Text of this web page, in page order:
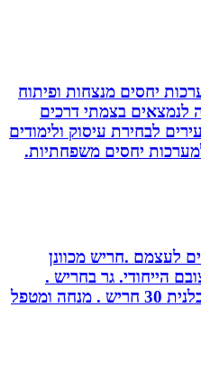
יחסים מנצחות ופיתוח
בצמתי דרכים
לבחירת עיסוק ולימודים
יחסים משפחתיות.
.חריש מכוונן
גר בחריש .
כתובת הקליניקה : רחוב כלנית 30 חריש . מנחה ומטפל